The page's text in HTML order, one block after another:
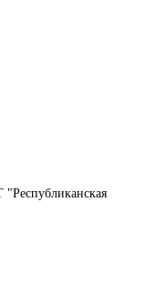
"Республиканская